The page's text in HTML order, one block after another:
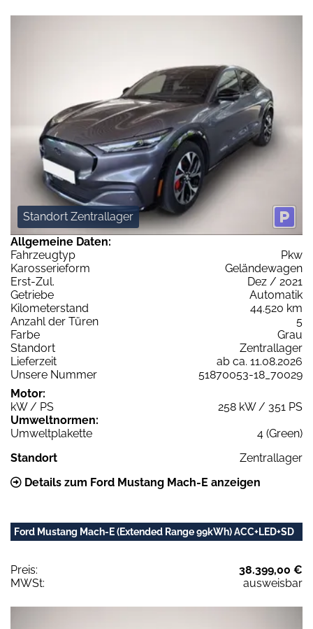
Standort Zentrallager
Allgemeine Daten:
Fahrzeugtyp
Pkw
Karosserieform
Geländewagen
Erst-Zul.
Dez / 2021
Getriebe
Automatik
Kilometerstand
44.520 km
Anzahl der Türen
5
Farbe
Grau
Standort
Zentrallager
Lieferzeit
ab ca. 11.08.2026
Unsere Nummer
51870053-18_70029
Motor:
kW / PS
258 kW / 351 PS
Umweltnormen:
Umweltplakette
4 (Green)
Standort
Zentrallager
Details zum Ford Mustang Mach-E anzeigen
Ford Mustang Mach-E (Extended Range 99kWh) ACC+LED+SD
Preis:
38.399,00 €
MWSt:
ausweisbar